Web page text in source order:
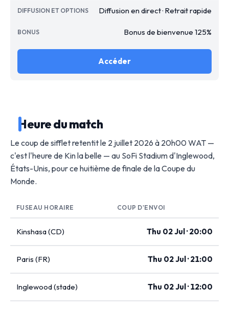
Diffusion en direct · Retrait rapide
Bonus de bienvenue 125%
Accéder
Heure du match
Le coup de sifflet retentit le 2 juillet 2026 à 20h00 WAT —
c'est l'heure de Kin la belle — au SoFi Stadium d'Inglewood,
États-Unis, pour ce huitième de finale de la Coupe du
Monde.
FUSEAU HORAIRE COUP D'ENVOI
Kinshasa (CD) Thu 02 Jul · 20:00
Paris (FR) Thu 02 Jul · 21:00
Inglewood (stade) Thu 02 Jul · 12:00